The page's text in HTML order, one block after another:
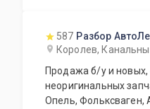
587 Разбор
Королев,
Продажа б/у и новых,
неоригинальных
Опель, Фольксваген,